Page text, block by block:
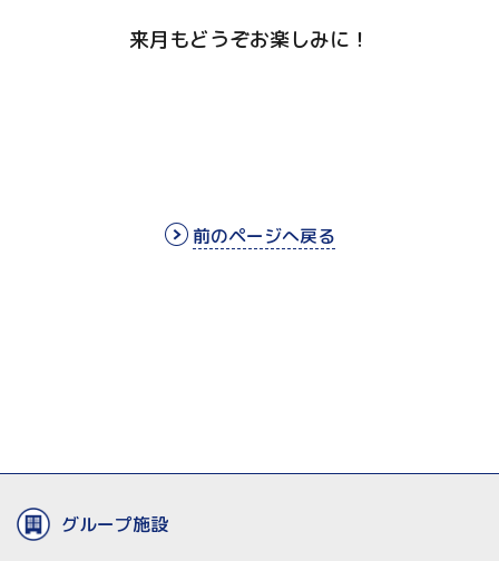
来月もどうぞお楽しみに！
前のページへ戻る
グループ施設